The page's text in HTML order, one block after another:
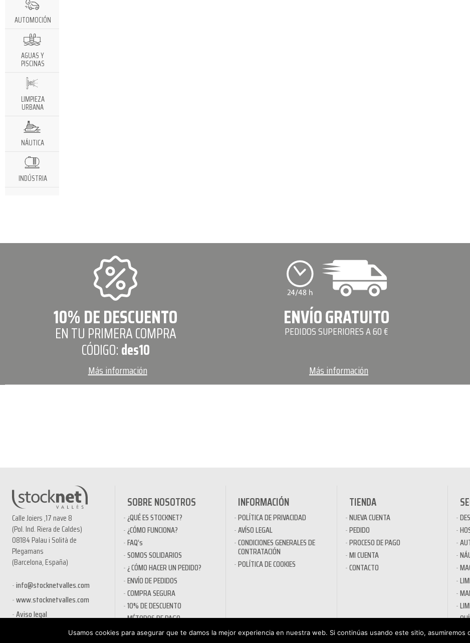
AUTOMOCIÓN
AGUAS Y
PISCINAS
LIMPIEZA
URBANA
NÁUTICA
INDÚSTRIA
10% DE DESCUENTO
EN TU PRIMERA COMPRA
CÓDIGO:des10
Más información
ENVÍO GRATUITO
PEDIDOS SUPERIORES A 60 €
Más información
Calle Joiers ,17 nave 8
(Pol. Ind. Riera de Caldes)
08184 Palau i Solità de
Plegamans
(Barcelona, España)
info@stocknetvalles.com
www.stocknetvalles.com
Aviso legal
SOBRE NOSOTROS
¿QUÉ ES STOCKNET?
¿CÓMO FUNCIONA?
FAQ’s
SOMOS SOLIDARIOS
¿ CÓMO HACER UN PEDIDO?
ENVÍO DE PEDIDOS
COMPRA SEGURA
10% DE DESCUENTO
MÉTODOS DE PAGO
PRODUCTOS EN OFERTA
INFORMACIÓN
POLÍTICA DE PRIVACIDAD
AVÍSO LEGAL
CONDICIONES GENERALES DE
CONTRATACIÓN
POLÍTICA DE COOKIES
TIENDA
NUEVA CUENTA
PEDIDO
PROCESO DE PAGO
MI CUENTA
CONTACTO
Usamos cookies para asegurar que te damos la mejor experiencia en nuestra web. Si continúas usando este sitio, asumiremos